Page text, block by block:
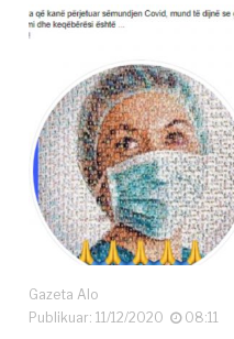
Gazeta Alo
Publikuar: 11/12/2020
08:11